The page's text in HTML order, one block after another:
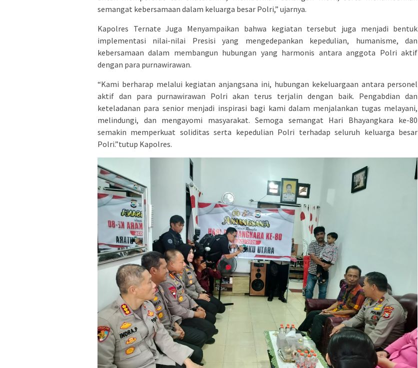
semangat kebersamaan dalam keluarga besar Polri,” ujarnya.
Kapolres Ternate Juga Menyampaikan bahwa kegiatan tersebut juga menjadi bentuk
implementasi nilai-nilai Presisi yang mengedepankan kepedulian, humanisme, dan
kebersamaan dalam membangun hubungan yang harmonis antara anggota Polri aktif
dengan para purnawirawan.
“Kami berharap melalui kegiatan anjangsana ini, hubungan kekeluargaan antara personel
aktif dan para purnawirawan Polri akan terus terjalin dengan baik. Pengabdian dan
keteladanan para senior menjadi inspirasi bagi kami dalam menjalankan tugas melayani,
melindungi, dan mengayomi masyarakat. Semoga semangat Hari Bhayangkara ke-80
semakin memperkuat soliditas serta kepedulian Polri terhadap seluruh keluarga besar
Polri.”tutup Kapolres.